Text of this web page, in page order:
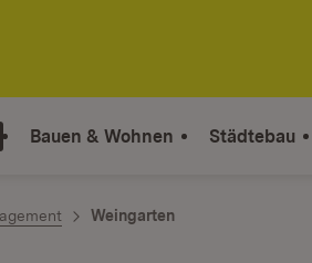
Bauen & Wohnen Städtebau
Weingarten